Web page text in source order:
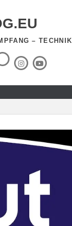
– TECHNIK
RSS-
Feed InstagramYouTube